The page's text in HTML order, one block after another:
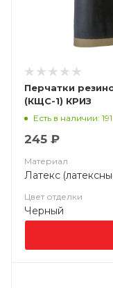
Перчатки
(КЩС-1) КРИЗ
Есть в наличии: 191
245 ₽
Материал
Латекс
Цвет отделки
Черный